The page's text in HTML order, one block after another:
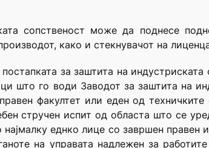
сопственост може да поднесе
како и стекнувачот на
за заштита на индустриската
што го води Заводот за заштита на
факултет или еден од техничките
стручен испит од областа што се
еднко лице со завршен правен
на управата надлежен за работите